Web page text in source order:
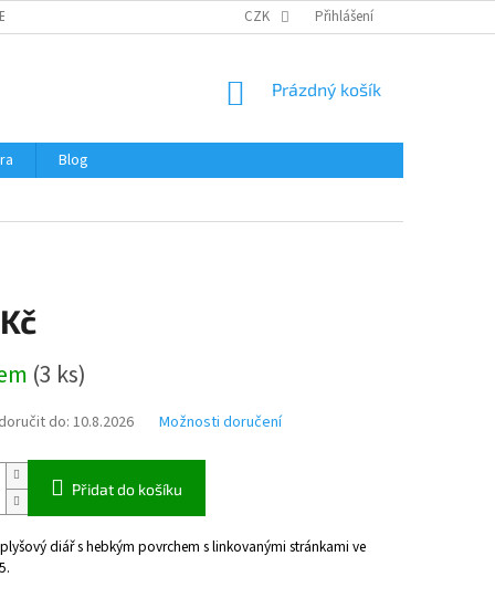
A NÁVODY OBCHODNÍ PODMÍNKY OCHRANA OSOBNÍCH
CZK Přihlášení
NÁKUPNÍ
Prázdný košík
Blog
(3 ks)
do: 10.8.2026 Možnosti doručení
Přidat do košíku
diář s hebkým povrchem s linkovanými stránkami ve